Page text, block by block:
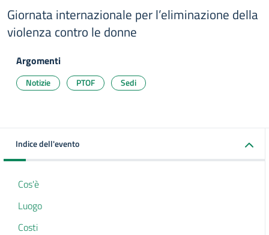
Giornata internazionale per l’eliminazione della
violenza contro le donne
Argomenti
Notizie PTOF Sedi
Indice dell'evento
Cos'è
Luogo
Costi